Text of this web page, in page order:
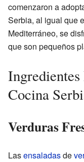
comenzaron a
Serbia, al igual que
Mediterráneo, se
que son pequeños
Cocina
Verduras
Lasensaladasde